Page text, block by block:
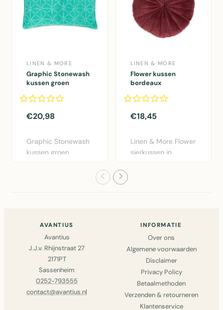
LINEN & MORE
Graphic Stonewash
kussen groen
€20,98
Graphic Stonewash
kussen groen
LINEN & MORE
Flower kussen
bordeaux
€18,45
Linen & More Flower
sierkussen in
AVANTIUS
Avantius
J.J.v. Rhijnstraat 27
2171PT
Sassenheim
0252-793555
contact@avantius.nl
INFORMATIE
Over ons
Algemene voorwaarden
Disclaimer
Privacy Policy
Betaalmethoden
Verzenden & retourneren
Klantenservice